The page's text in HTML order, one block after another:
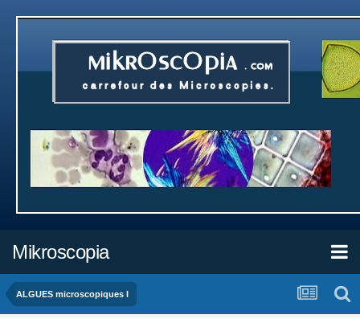
Mikroscopia
ALGUES microscopiques I